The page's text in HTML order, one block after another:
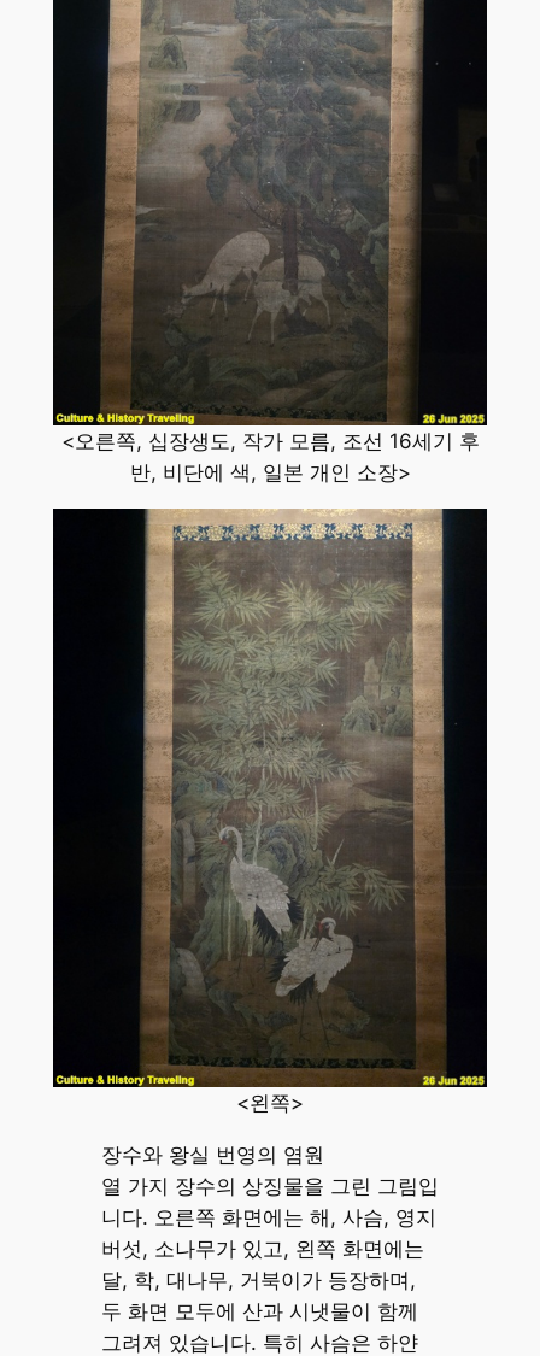
<오른쪽, 십장생도, 작가 모름, 조선 16세기 후
반, 비단에 색, 일본 개인 소장>
<왼쪽>
장수와 왕실 번영의 염원
열 가지 장수의 상징물을 그린 그림입
니다. 오른쪽 화면에는 해, 사슴, 영지
버섯, 소나무가 있고, 왼쪽 화면에는
달, 학, 대나무, 거북이가 등장하며,
두 화면 모두에 산과 시냇물이 함께
그려져 있습니다. 특히 사슴은 하얀